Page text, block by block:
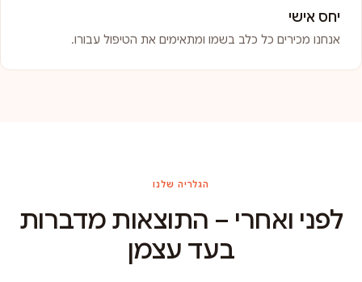
יחס אישי
אנחנו מכירים כל כלב בשמו ומתאימים את הטיפול עבורו.
הגלריה שלנו
לפני ואחרי – התוצאות מדברות
בעד עצמן